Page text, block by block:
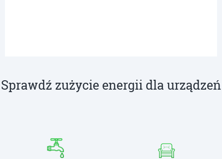
Sprawdź zużycie energii dla urządzeń